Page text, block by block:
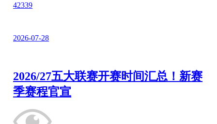
42339
2026-07-28
2026/27五大联赛开赛时间汇总！新赛
季赛程官宣